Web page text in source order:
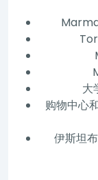
大
购物中心
伊斯坦